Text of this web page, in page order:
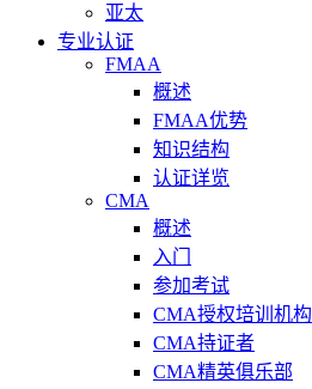
亚太
专业认证
FMAA
概述
FMAA优势
知识结构
认证详览
CMA
概述
入门
参加考试
CMA授权培训机构
CMA持证者
CMA精英俱乐部